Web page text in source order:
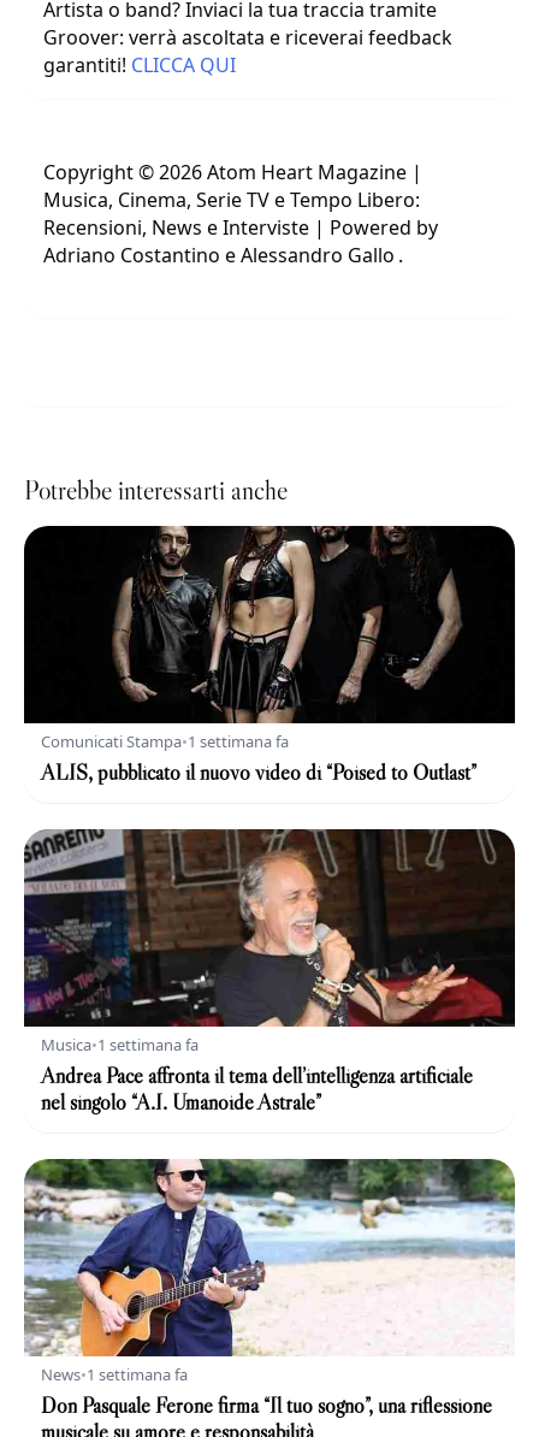
Artista o band? Inviaci la tua traccia tramite
Groover: verrà ascoltata e riceverai feedback
garantiti! CLICCA QUI
Copyright © 2026 Atom Heart Magazine |
Musica, Cinema, Serie TV e Tempo Libero:
Recensioni, News e Interviste | Powered by
Adriano Costantino e Alessandro Gallo .
Potrebbe interessarti anche
Comunicati Stampa•1 settimana fa
ALIS, pubblicato il nuovo video di “Poised to Outlast”
Musica•1 settimana fa
Andrea Pace affronta il tema dell’intelligenza artificiale
nel singolo “A.I. Umanoide Astrale”
News•1 settimana fa
Don Pasquale Ferone firma “Il tuo sogno”, una riflessione